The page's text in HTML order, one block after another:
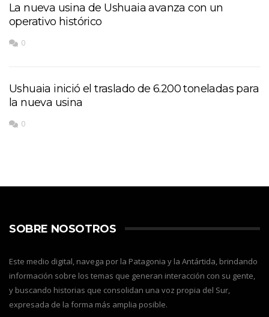
La nueva usina de Ushuaia avanza con un
operativo histórico
0
Ushuaia inició el traslado de 6.200 toneladas para
la nueva usina
0
SOBRE NOSOTROS
Este medio digital, navega por la Patagonia y la Antártida, brindando
información sobre los temas que generan interacción con su gente,
y buscando historias que consolidan una voz propia del Sur,
expresada de la forma más amplia posible.